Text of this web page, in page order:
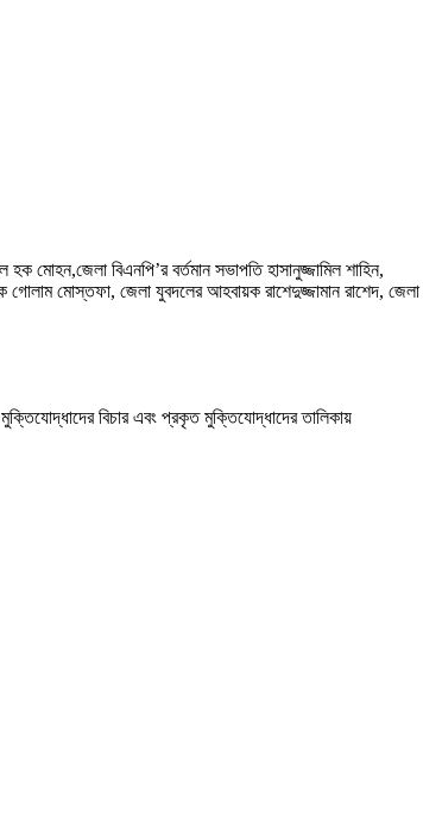
মোহন,জেলা বিএনপি’র বর্তমান সভাপতি হাসানুজ্জামিল শাহিন,
মোস্তফা, জেলা যুবদলের আহবায়ক রাশেদুজ্জামান রাশেদ, জেলা
বিচার এবং প্রকৃত মুক্তিযোদ্ধাদের তালিকায়